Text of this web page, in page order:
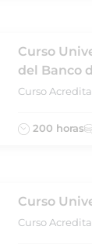
Curso
del Banco
Curso
200 horas
Curso
Curso